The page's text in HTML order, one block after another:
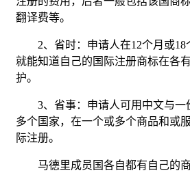
翻译费等。
2、省时：申请人在12个月或18
就能知道自己的国际注册商标在各
护。
3、省事：申请人可用中文与一
多个国家，在一个或多个商品和或
际注册。
马德里成员国各自都有自己的商